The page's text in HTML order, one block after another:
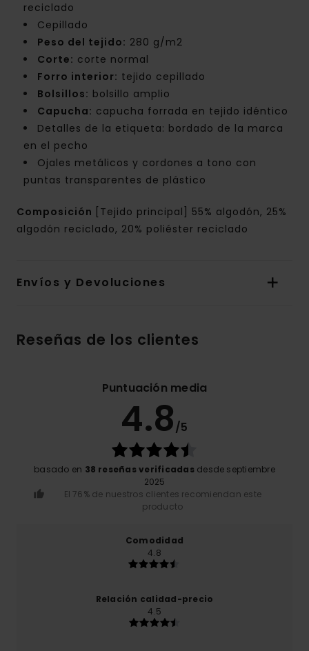
reciclado
Cepillado
Peso del tejido: 280 g/m2
Corte: corte normal
Forro interior: tejido cepillado
Bolsillos: bolsillo amplio
Capucha: capucha forrada en tejido idéntico
Detalles de la etiqueta: bordado de la marca
en el pecho
Ojales metálicos y cordones a tono con
puntas transparentes de plástico
Composición
[Tejido principal] 55% algodón, 25%
algodón reciclado, 20% poliéster reciclado
Envíos y Devoluciones
Reseñas de los clientes
Puntuación media
4.8/5
basado en 38 reseñas verificadas desde septiembre
2025
El 76% de nuestros clientes recomiendan este
producto
Comodidad
4.8
Relación calidad-precio
4.5